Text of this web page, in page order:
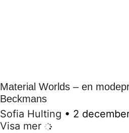
Material Worlds – en
Beckmans
Sofia Hulting • 2
Visa mer